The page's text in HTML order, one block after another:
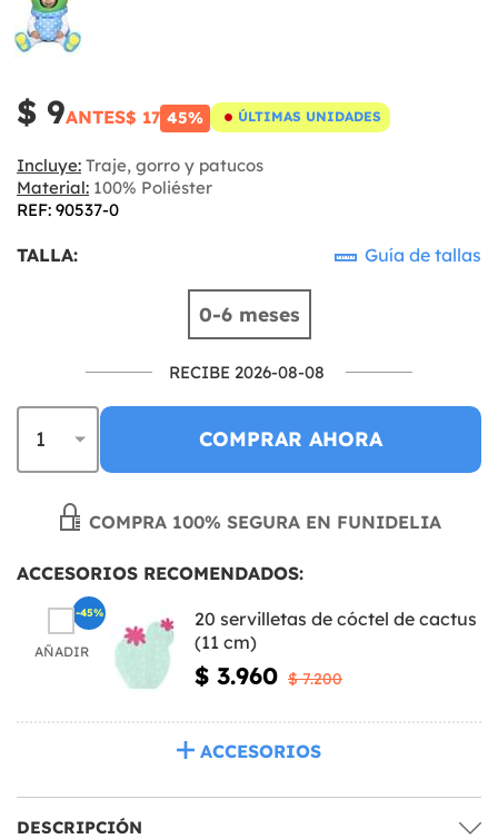
$ 9ANTES$ 17 45% ÚLTIMAS UNIDADES
Incluye: Traje, gorro y patucos
Material: 100% Poliéster
REF: 90537-0
TALLA: Guía de tallas
0-6 meses
RECIBE 2026-08-08
COMPRAR AHORA
COMPRA 100% SEGURA EN FUNIDELIA
ACCESORIOS RECOMENDADOS:
AÑADIR
20 servilletas de cóctel de cactus
(11 cm)
$ 3.960 $ 7.200
-45%
ACCESORIOS
DESCRIPCIÓN